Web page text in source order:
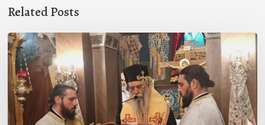
Related Posts
Ιερά
Παράκληση
στον
Ι.Ν.
Κοιμήσεως